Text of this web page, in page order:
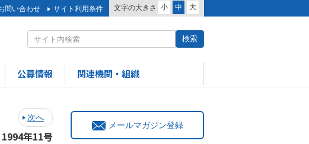
文字の大きさ 小 中 大
問い合わせ サイト利用条件
公募情報 関連機関・組織
次へ
1994年11号
メールマガジン登録